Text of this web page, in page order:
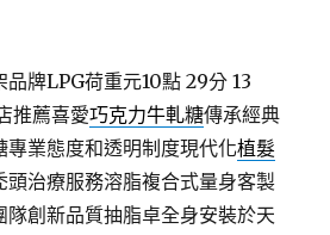
牌LPG荷重元10點 29分 13
推薦喜愛巧克力牛軋糖傳承經典
專業態度和透明制度現代化植髮
頭治療服務溶脂複合式量身客製
隊創新品質抽脂卓全身安裝於天